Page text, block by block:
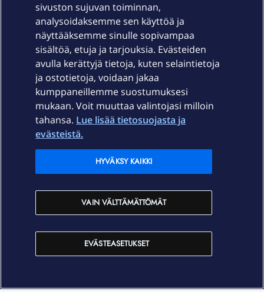
Laitteet & liittymät
Palvelut
Ajankohtaista
Elisa Oyj
In English
sivuston sujuvan toiminnan,
analysoidaksemme sen käyttöä ja
näyttääksemme sinulle sopivampaa
sisältöä, etuja ja tarjouksia. Evästeiden
avulla kerättyjä tietoja, kuten selaintietoja
ja ostotietoja, voidaan jakaa
kumppaneillemme suostumuksesi
mukaan. Voit muuttaa valintojasi milloin
tahansa. Lue lisää tietosuojasta ja
evästeistä.
EVÄSTEASETUKSET
VAIN VÄLTTÄMÄTTÖMÄT
HYVÄKSY KAIKKI